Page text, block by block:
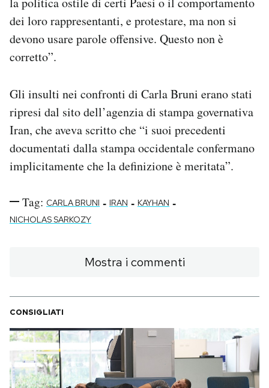
dei loro rappresentanti, e protestare, ma non si
devono usare parole offensive. Questo non è
corretto”.
Gli insulti nei confronti di Carla Bruni erano stati
ripresi dal sito dell’agenzia di stampa governativa
Iran, che aveva scritto che “i suoi precedenti
documentati dalla stampa occidentale confermano
implicitamente che la definizione è meritata”.
Tag: CARLA BRUNI - IRAN - KAYHAN -
NICHOLAS SARKOZY
Mostra i commenti
CONSIGLIATI